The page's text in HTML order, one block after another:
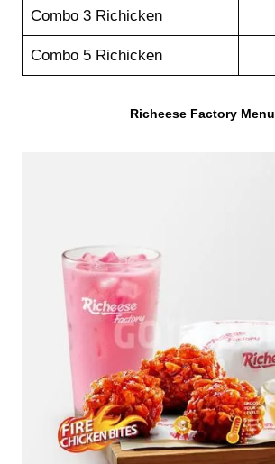
Combo 3 Richicken
Combo 5 Richicken
Richeese Factory Menu